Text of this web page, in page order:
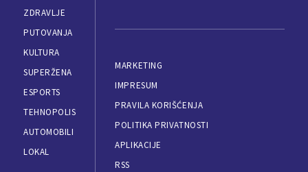
ZDRAVLJE
PUTOVANJA
KULTURA
SUPERŽENA
ESPORTS
TEHNOPOLIS
AUTOMOBILI
LOKAL
MARKETING
IMPRESUM
PRAVILA KORIŠĆENJA
POLITIKA PRIVATNOSTI
APLIKACIJE
RSS